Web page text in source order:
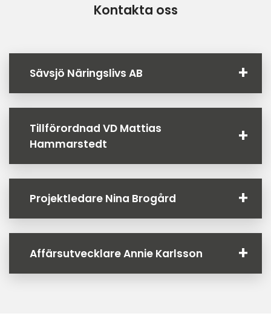
Kontakta oss
Sävsjö Näringslivs AB
Tillförordnad VD Mattias
Hammarstedt
Projektledare Nina Brogård
Affärsutvecklare Annie Karlsson